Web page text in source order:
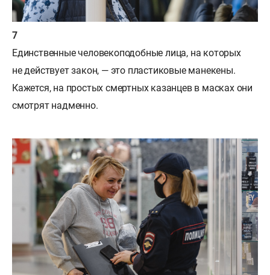
Единственные человекоподобные лица, на которых
не действует закон, — это пластиковые манекены.
Кажется, на простых смертных казанцев в масках они
смотрят надменно.